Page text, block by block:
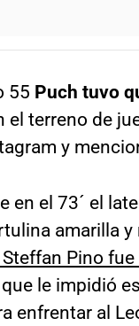
55 Puch tuvo
el terreno de
y
en el 73´ el
amarilla
Pino
le impidió
enfrentar al